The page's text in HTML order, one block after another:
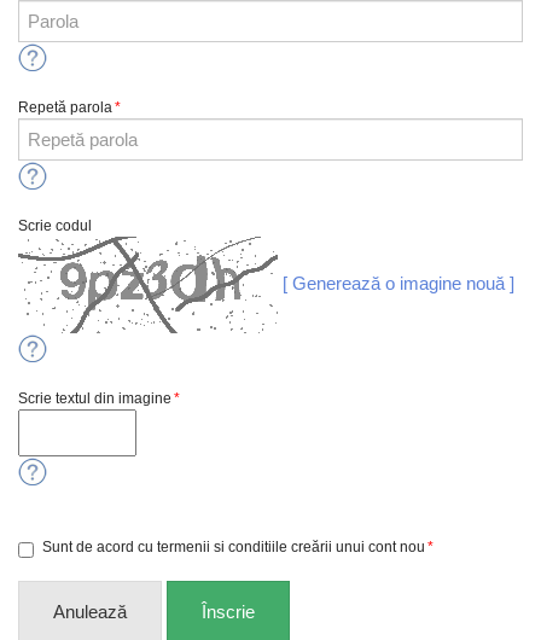
Repetă parola*
Scrie codul
[ Generează o imagine nouă ]
Scrie textul din imagine *
Sunt de acord cu termenii si conditiile creării unui cont nou *
Anulează Înscrie